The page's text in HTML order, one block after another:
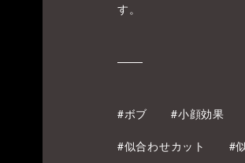
す。
#ボブ #小顔効果
#似合わせカット #